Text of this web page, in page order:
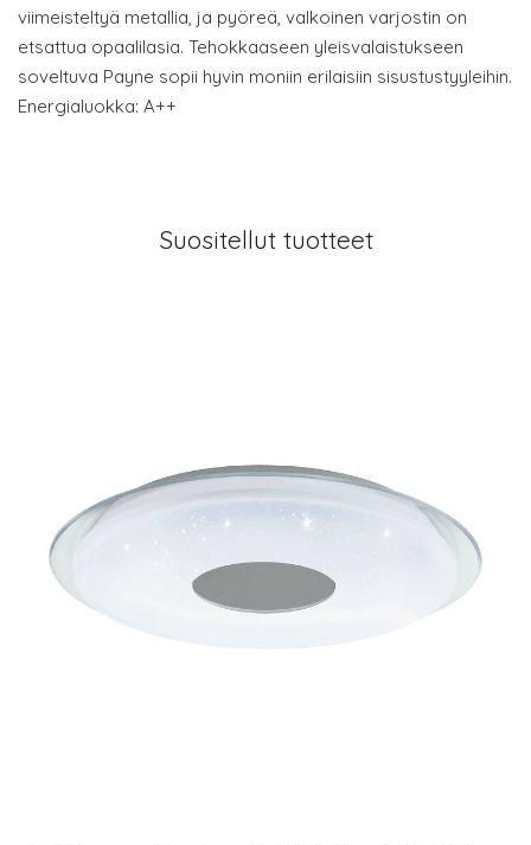
viimeisteltyä metallia, ja pyöreä, valkoinen varjostin on
etsattua opaalilasia. Tehokkaaseen yleisvalaistukseen
soveltuva Payne sopii hyvin moniin erilaisiin sisustustyyleihin.
Energialuokka: A++
Suositellut tuotteet